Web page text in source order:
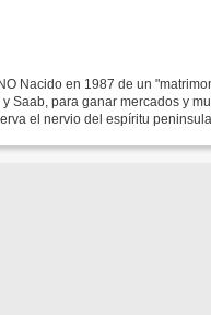
Nacido en 1987 de un
Saab, para ganar mercados y
el nervio del espíritu